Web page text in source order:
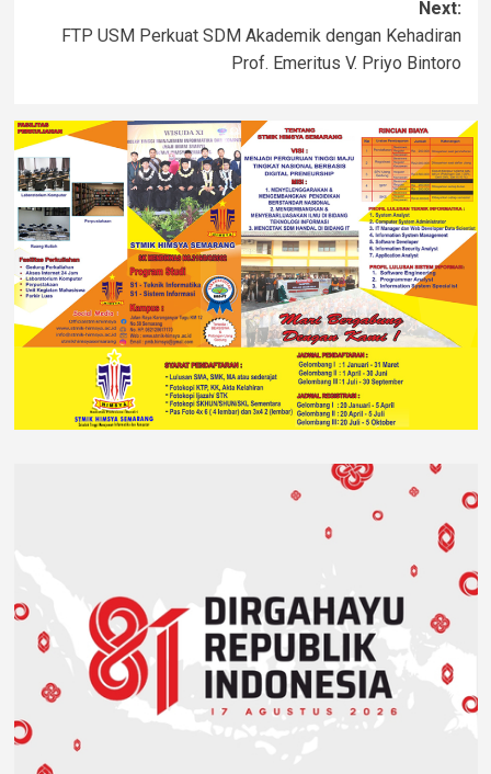
Next:
FTP USM Perkuat SDM Akademik dengan Kehadiran
Prof. Emeritus V. Priyo Bintoro